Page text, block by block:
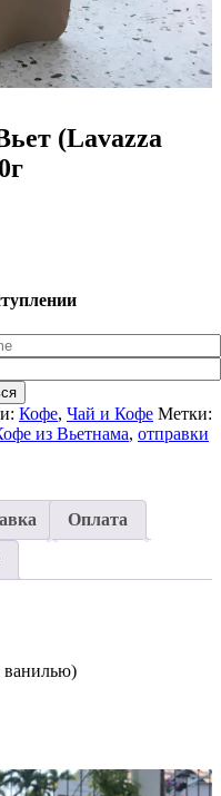
(Lavazza
Кофе, Чай и Кофе Метки:
из Вьетнама, отправки
Оплата
ванилью)